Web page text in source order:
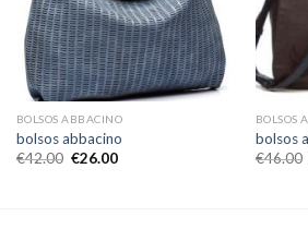
BOLSOS ABBACINO
bolsos abbacino
€42.00 €26.00
BOLSOS
bolsos
€46.00